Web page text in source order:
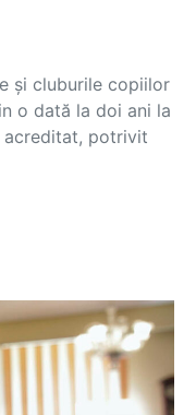
și cluburile copiilor
o dată la doi ani la
acreditat, potrivit